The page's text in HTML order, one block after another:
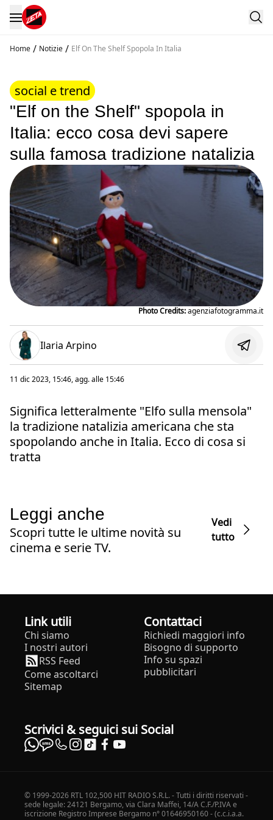
Home / Notizie / Elf On The Shelf Spopola In Italia
social e trend
"Elf on the Shelf" spopola in
Italia: ecco cosa devi sapere
sulla famosa tradizione natalizia
Photo Credits:agenziafotogramma.it
Ilaria Arpino
11 dic 2023, 15:46, agg. alle 15:46
Significa letteralmente "Elfo sulla mensola"
la tradizione natalizia americana che sta
spopolando anche in Italia. Ecco di cosa si
tratta
Leggi anche
Scopri tutte le ultime novità su
cinema e serie TV.
Vedi
tutto
Link utili
Chi siamo
I nostri autori
RSS Feed
Come ascoltarci
Sitemap
Contattaci
Richiedi maggiori info
Bisogno di supporto
Info su spazi
pubblicitari
Scrivici & seguici sui Social
© 1999-2026 RTL 102,500 HIT RADIO S.R.L. - Tutti i diritti riservati -
sede legale: 24121 Bergamo, via Clara Maffei, 14/A C.F./P.IVA e
iscrizione Registro Imprese Bergamo n° 01646950160 - (c.c.i.a.a.